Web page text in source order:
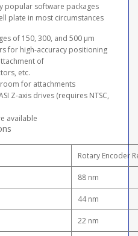
popular software packages
plate in most circumstances
of 150, 300, and 500 µm
for high-accuracy positioning
of
etc.
for attachments
Z-axis drives (requires NTSC,
available
Rotary Encoder
88 nm
44 nm
22 nm